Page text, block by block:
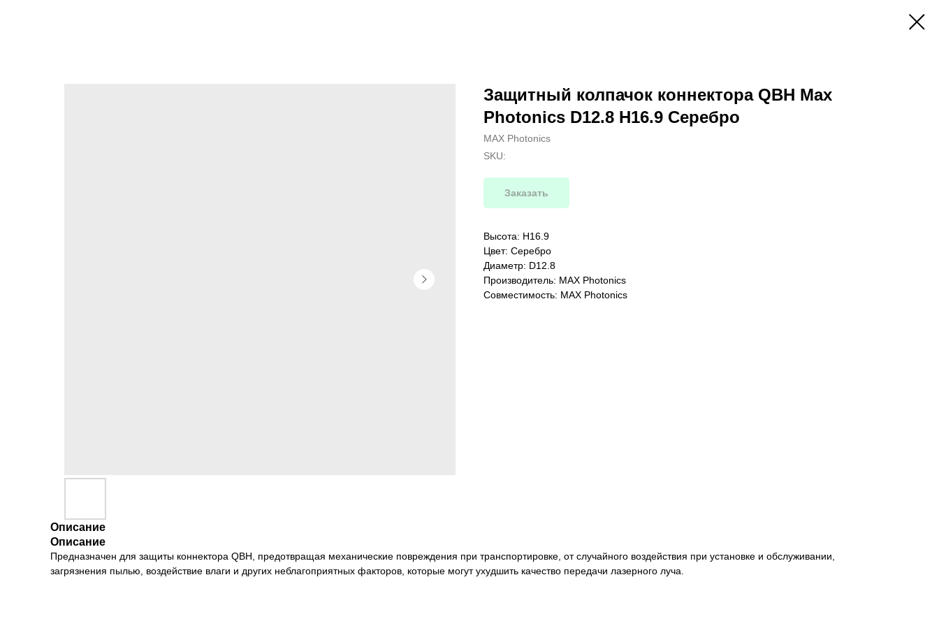
Защитный колпачок коннектора QBH Max
Photonics D12.8 H16.9 Серебро
MAX Photonics
SKU:
Заказать
Высота: H16.9
Цвет: Серебро
Диаметр: D12.8
Производитель: MAX Photonics
Совместимость: MAX Photonics
Описание
Описание
Предназначен для защиты коннектора QBH, предотвращая механические повреждения при транспортировке, от случайного воздействия при установке и обслуживании,
загрязнения пылью, воздействие влаги и других неблагоприятных факторов, которые могут ухудшить качество передачи лазерного луча.